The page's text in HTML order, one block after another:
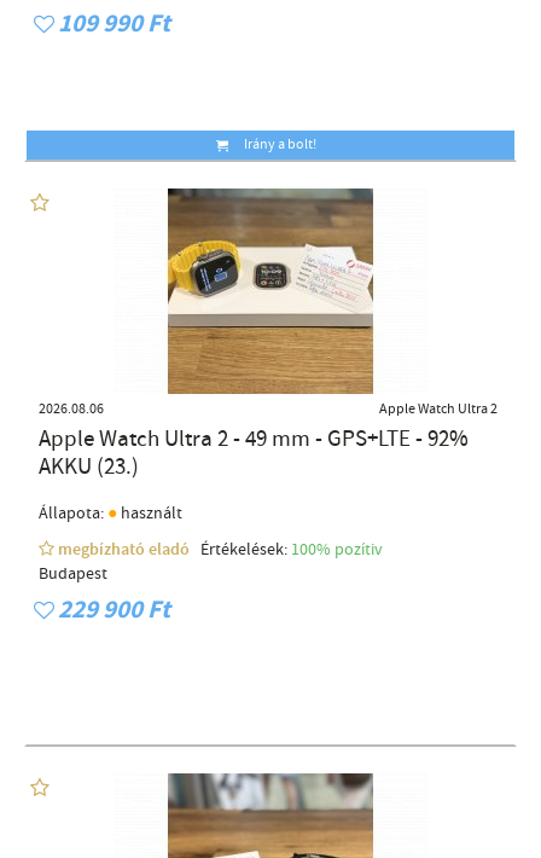
109 990 Ft
Irány a bolt!
2026.08.06 Apple Watch Ultra 2
Apple Watch Ultra 2 - 49 mm - GPS+LTE - 92%
AKKU (23.)
Állapota: ● használt
megbízható eladó
Értékelések: 100% pozítiv
Budapest
229 900 Ft